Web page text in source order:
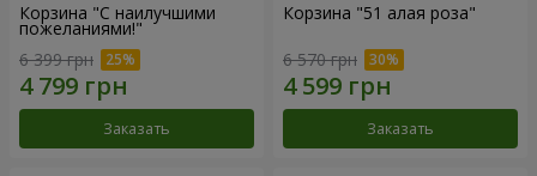
Корзина "С наилучшими
пожеланиями!"
6 399 грн
Заказать
Корзина "51 алая роза"
6 570 грн
Заказать